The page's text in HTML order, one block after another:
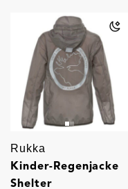
Rukka
Kinder-Regenjacke
Shelter